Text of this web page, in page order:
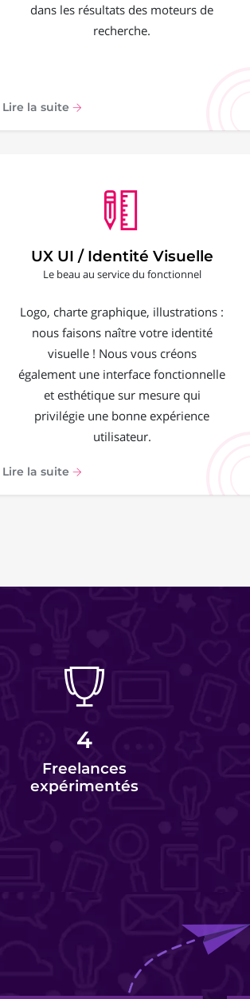
dans les résultats des moteurs de
recherche.
Lire la suite
UX UI / Identité Visuelle
Le beau au service du fonctionnel
Logo, charte graphique, illustrations :
nous faisons naître votre identité
visuelle ! Nous vous créons
également une interface fonctionnelle
et esthétique sur mesure qui
privilégie une bonne expérience
utilisateur.
Lire la suite
4
Freelances
expérimentés